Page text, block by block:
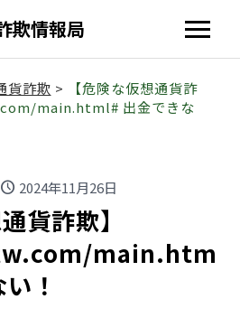
欺情報局
貨詐欺 >
【危険な仮想通貨詐
main.html# 出金できな
schedule 2024年11月26日
通貨詐欺】
main.htm
！